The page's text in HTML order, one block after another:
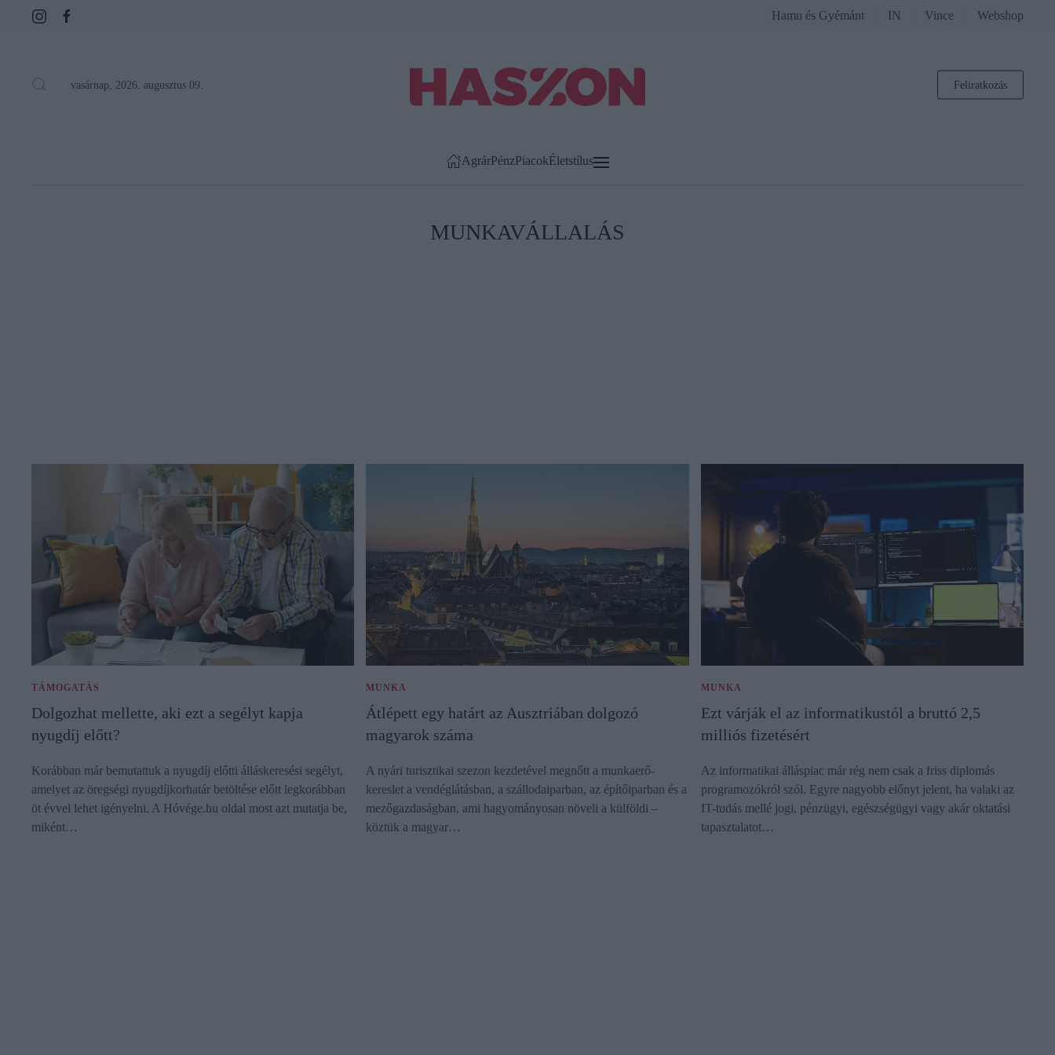
Hamu és Gyémánt IN Vince Webshop
vasárnap, 2026. augusztus 09. Feliratkozás
AgrárPénzPiacokÉletstílus
MUNKAVÁLLALÁS
TÁMOGATÁS
Dolgozhat mellette, aki ezt a segélyt kapja
nyugdíj előtt?
Korábban már bemutattuk a nyugdíj előtti álláskeresési segélyt,
amelyet az öregségi nyugdíjkorhatár betöltése előtt legkorábban
öt évvel lehet igényelni. A Hóvége.hu oldal most azt mutatja be,
miként…
MUNKA
Átlépett egy határt az Ausztriában dolgozó
magyarok száma
A nyári turisztikai szezon kezdetével megnőtt a munkaerő-
kereslet a vendéglátásban, a szállodaiparban, az építőiparban és a
mezőgazdaságban, ami hagyományosan növeli a külföldi –
köztük a magyar…
MUNKA
Ezt várják el az informatikustól a bruttó 2,5
milliós fizetésért
Az informatikai álláspiac már rég nem csak a friss diplomás
programozókról szól. Egyre nagyobb előnyt jelent, ha valaki az
IT-tudás mellé jogi, pénzügyi, egészségügyi vagy akár oktatási
tapasztalatot…